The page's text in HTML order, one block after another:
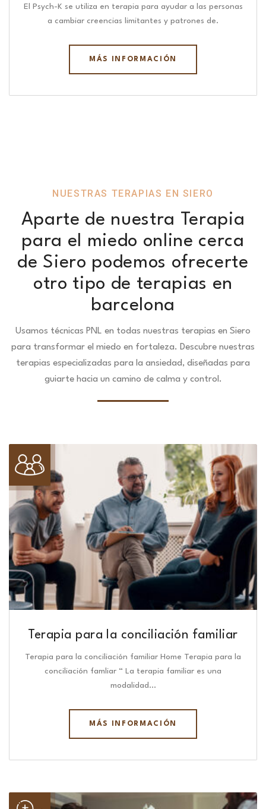
El Psych-K se utiliza en terapia para ayudar a las personas
a cambiar creencias limitantes y patrones de.
MÁS INFORMACIÓN
NUESTRAS TERAPIAS EN SIERO
Aparte de nuestra Terapia
para el miedo online cerca
de Siero podemos ofrecerte
otro tipo de terapias en
barcelona
Usamos técnicas PNL en todas nuestras terapias en Siero
para transformar el miedo en fortaleza. Descubre nuestras
terapias especializadas para la ansiedad, diseñadas para
guiarte hacia un camino de calma y control.
Terapia para la conciliación familiar
Terapia para la conciliación familiar Home Terapia para la
conciliación famliar “ La terapia familiar es una
modalidad…
MÁS INFORMACIÓN